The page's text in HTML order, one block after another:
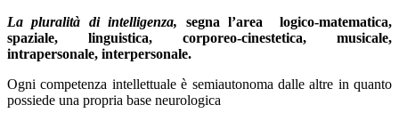
La pluralità di intelligenza, segna l’area logico-matematica,
spaziale, linguistica, corporeo-cinestetica, musicale,
intrapersonale, interpersonale.
Ogni competenza intellettuale è semiautonoma dalle altre in quanto
possiede una propria base neurologica